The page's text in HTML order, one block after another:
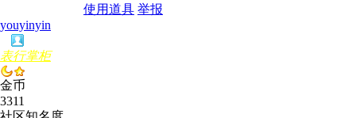
使用道具 举报
youyinyin
表行掌柜
金币
3311